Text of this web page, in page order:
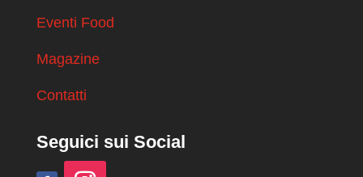
Eventi Food
Magazine
Contatti
Seguici sui Social